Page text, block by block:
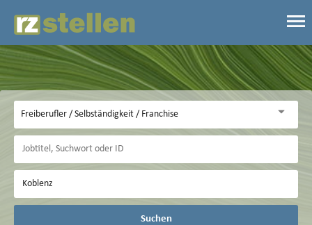
Suchen